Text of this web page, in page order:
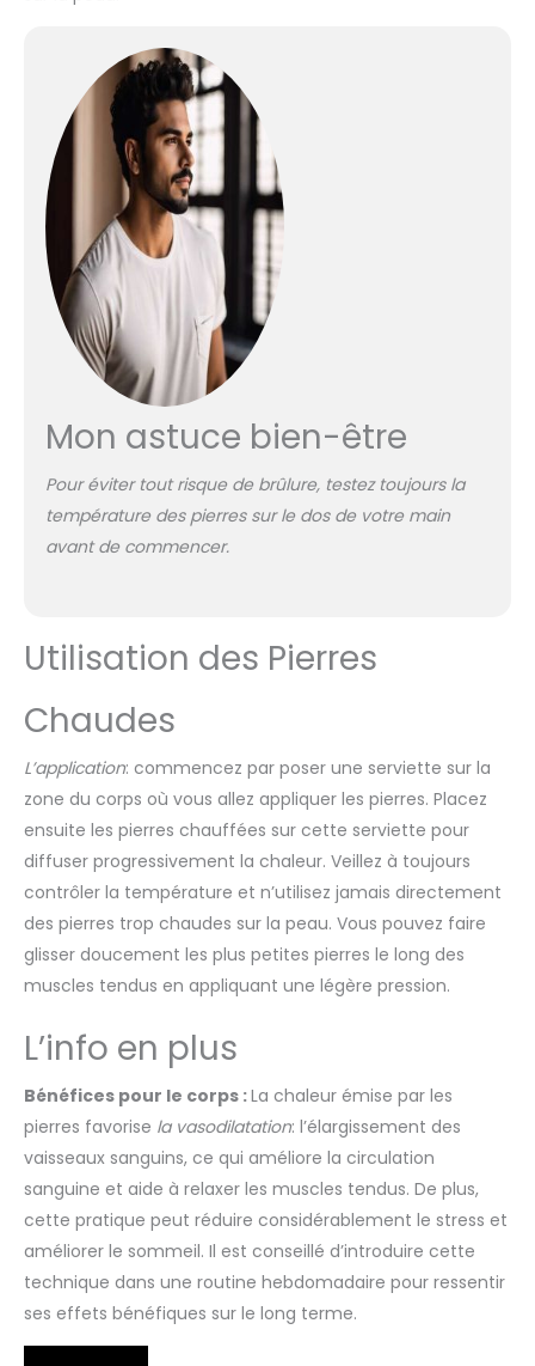
Mon astuce bien-être
Pour éviter tout risque de brûlure, testez toujours la
température des pierres sur le dos de votre main
avant de commencer.
Utilisation des Pierres
Chaudes
L’application: commencez par poser une serviette sur la
zone du corps où vous allez appliquer les pierres. Placez
ensuite les pierres chauffées sur cette serviette pour
diffuser progressivement la chaleur. Veillez à toujours
contrôler la température et n’utilisez jamais directement
des pierres trop chaudes sur la peau. Vous pouvez faire
glisser doucement les plus petites pierres le long des
muscles tendus en appliquant une légère pression.
L’info en plus
Bénéfices pour le corps :La chaleur émise par les
pierres favorise la vasodilatation: l’élargissement des
vaisseaux sanguins, ce qui améliore la circulation
sanguine et aide à relaxer les muscles tendus. De plus,
cette pratique peut réduire considérablement le stress et
améliorer le sommeil. Il est conseillé d’introduire cette
technique dans une routine hebdomadaire pour ressentir
ses effets bénéfiques sur le long terme.